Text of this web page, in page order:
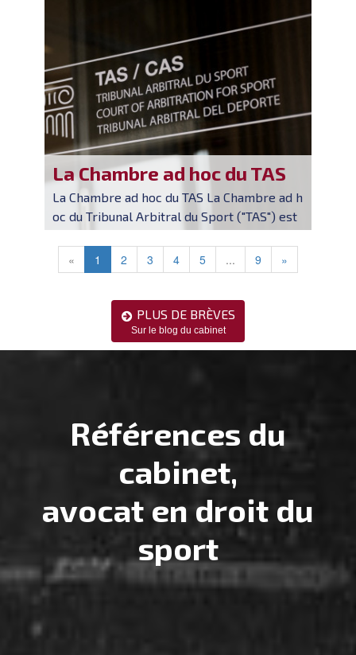
La Chambre ad hoc du TAS
La Chambre ad hoc du TAS La Chambre ad h
oc du Tribunal Arbitral du Sport ("TAS") est
iques, dont le principal objectif est de tran
cher tout différend survenan...
« 1 2 3 4 5 ... 9 »
 PLUS DE BRÈVES
Sur le blog du cabinet
Références du
cabinet,
avocat en droit du
sport